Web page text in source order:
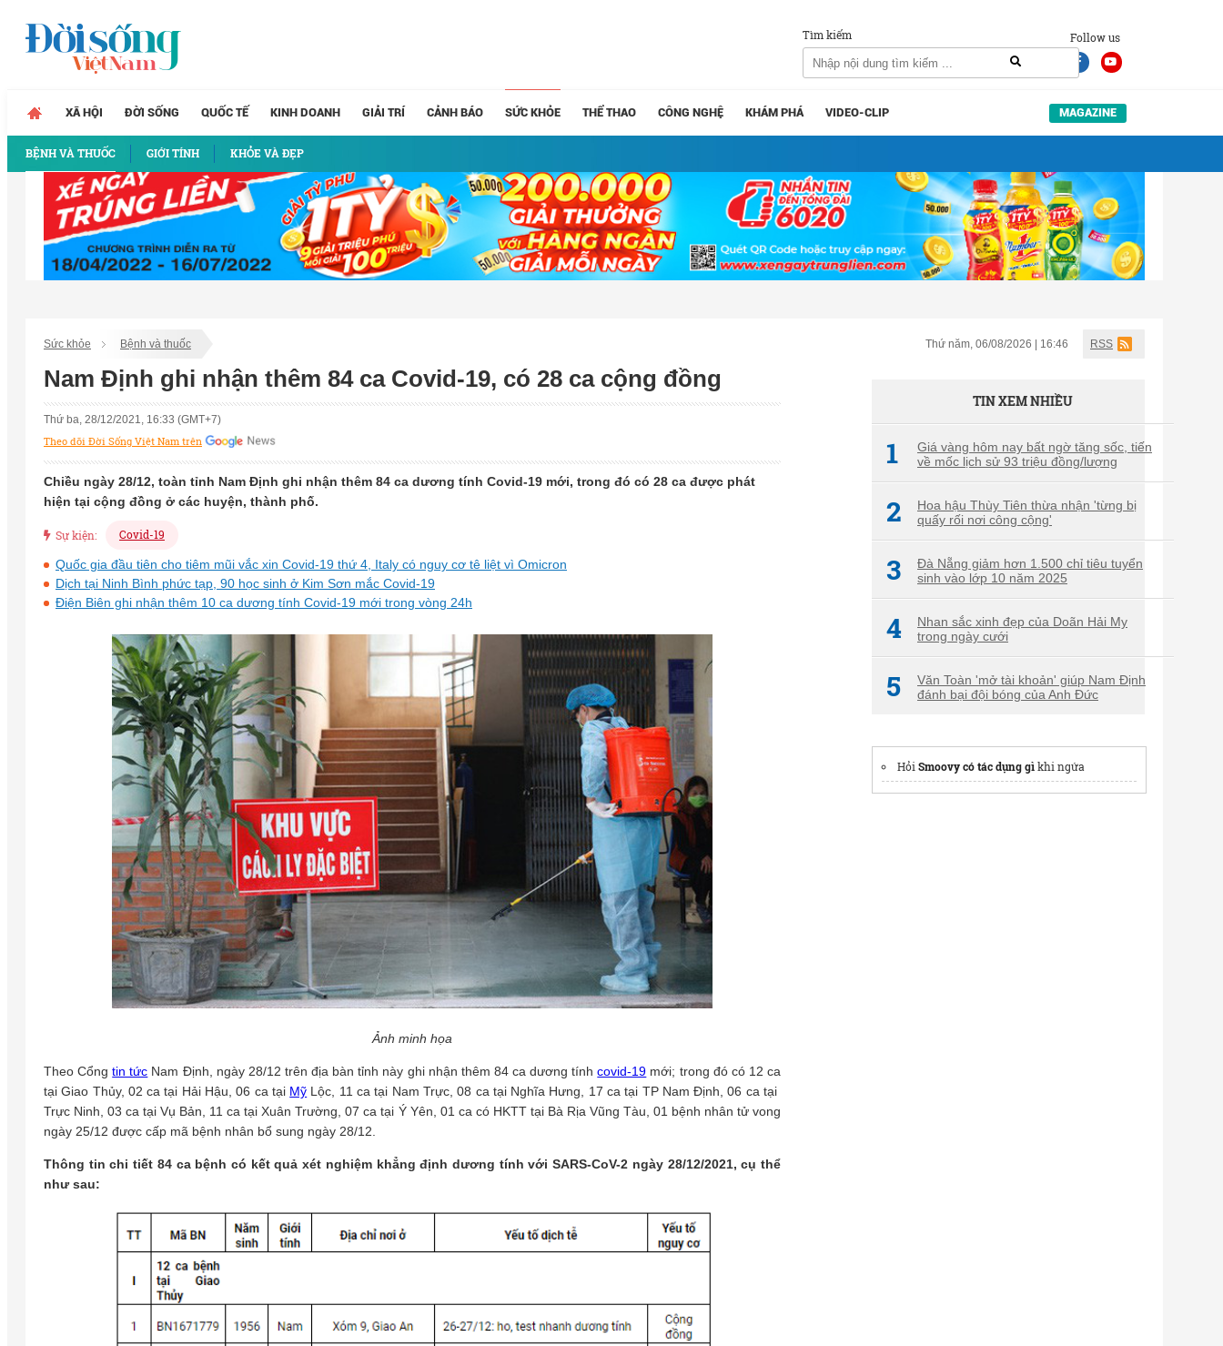
Follow us
Tìm kiếm
XÃ HỘI ĐỜI SỐNG QUỐC TẾ KINH DOANH GIẢI TRÍ CẢNH BÁO SỨC KHỎE
BỆNH VÀ THUỐC GIỚI TÍNH KHỎE VÀ ĐẸP
THỂ THAO CÔNG NGHỆ KHÁM PHÁ VIDEO-CLIP MAGAZINE
Sức khỏe Bệnh và thuốc Thứ năm, 06/08/2026 | 16:46 RSS
Nam Định ghi nhận thêm 84 ca Covid-19, có 28 ca cộng đồng
Thứ ba, 28/12/2021, 16:33 (GMT+7)
Theo dõi Đời Sống Việt Nam trên
Chiều ngày 28/12, toàn tỉnh Nam Định ghi nhận thêm 84 ca dương tính Covid-19 mới, trong đó có 28 ca được phát
hiện tại cộng đồng ở các huyện, thành phố.
Sự kiện: Covid-19
Quốc gia đầu tiên cho tiêm mũi vắc xin Covid-19 thứ 4, Italy có nguy cơ tê liệt vì Omicron
Dịch tại Ninh Bình phức tạp, 90 học sinh ở Kim Sơn mắc Covid-19
Điện Biên ghi nhận thêm 10 ca dương tính Covid-19 mới trong vòng 24h
Ảnh minh họa
Theo Cổngtin tức Nam Định, ngày 28/12 trên địa bàn tỉnh này ghi nhận thêm 84 ca dương tínhcovid-19 mới; trong đó có 12 ca
tại Giao Thủy, 02 ca tại Hải Hậu, 06 ca tại Mỹ Lộc, 11 ca tại Nam Trực, 08 ca tại Nghĩa Hưng, 17 ca tại TP Nam Định, 06 ca tại
Trực Ninh, 03 ca tại Vụ Bản, 11 ca tại Xuân Trường, 07 ca tại Ý Yên, 01 ca có HKTT tại Bà Rịa Vũng Tàu, 01 bệnh nhân tử vong
ngày 25/12 được cấp mã bệnh nhân bổ sung ngày 28/12.
Thông tin chi tiết 84 ca bệnh có kết quả xét nghiệm khẳng định dương tính với SARS-CoV-2 ngày 28/12/2021, cụ thể
như sau:
TIN XEM NHIỀU
1
Giá vàng hôm nay bất ngờ tăng sốc, tiến
về mốc lịch sử 93 triệu đồng/lượng
2
Hoa hậu Thùy Tiên thừa nhận 'từng bị
quấy rối nơi công cộng'
3
Đà Nẵng giảm hơn 1.500 chỉ tiêu tuyển
sinh vào lớp 10 năm 2025
4
Nhan sắc xinh đẹp của Doãn Hải My
trong ngày cưới
5
Văn Toàn 'mở tài khoản' giúp Nam Định
đánh bại đội bóng của Anh Đức
HỏiSmoovy có tác dụng gìkhi ngứa